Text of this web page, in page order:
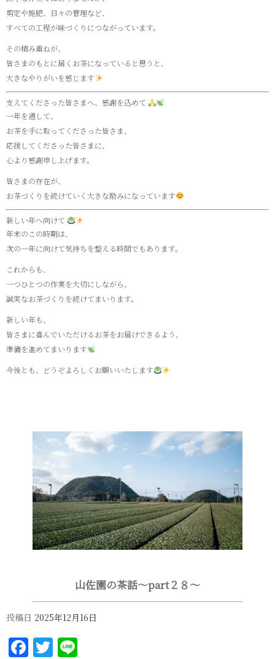
剪定や施肥、日々の管理など、
すべての工程が味づくりにつながっています。
その積み重ねが、
皆さまのもとに届くお茶になっていると思うと、
大きなやりがいを感じます
支えてくださった皆さまへ、感謝を込めて
一年を通して、
お茶を手に取ってくださった皆さま、
応援してくださった皆さまに、
心より感謝申し上げます。
皆さまの存在が、
お茶づくりを続けていく大きな励みになっています
新しい年へ向けて
年末のこの時期は、
次の一年に向けて気持ちを整える時間でもあります。
これからも、
一つひとつの作業を大切にしながら、
誠実なお茶づくりを続けてまいります。
新しい年も、
皆さまに喜んでいただけるお茶をお届けできるよう、
準備を進めてまいります
今後とも、どうぞよろしくお願いいたします
山佐園の茶話～part２８～
投稿日 2025年12月16日
Facebook
Twitter